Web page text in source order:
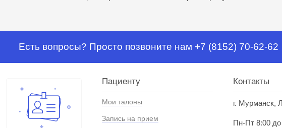
Есть вопросы? Просто позвоните нам +7 (8152) 70-62-62
Пациенту
Мои талоны
Запись на прием
Контакты
г. Мурманск,
Пн-Пт 8:00 до